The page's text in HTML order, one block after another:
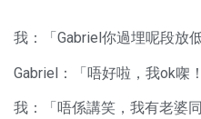
我：「Gabriel你過埋呢段放
Gabriel：「唔好啦，我ok㗎！
我：「唔係講笑，我有老婆